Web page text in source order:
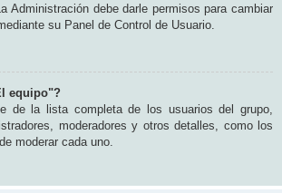
Administración debe darle permisos para cambiar
su Panel de Control de Usuario.
equipo"?
de la lista completa de los usuarios del grupo,
moderadores y otros detalles, como los
moderar cada uno.